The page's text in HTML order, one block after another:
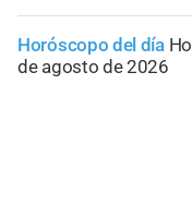
Horóscopo del día
de agosto de 2026